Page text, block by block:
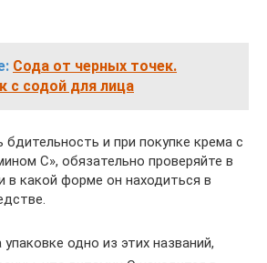
Сода от черных точек.
с содой для лица
и при покупке крема с
С», обязательно проверяйте в
в какой форме он находиться в
одно из этих названий,